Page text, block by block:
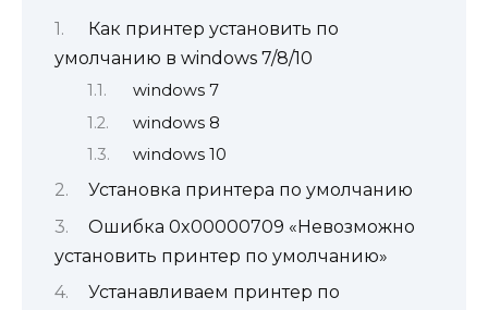
Как принтер установить по
умолчанию в windows 7/8/10
windows 7
windows 8
windows 10
Установка принтера по умолчанию
Ошибка 0x00000709 «Невозможно
установить принтер по умолчанию»
Устанавливаем принтер по